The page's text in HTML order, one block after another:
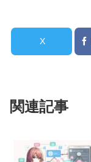
X
関連記事